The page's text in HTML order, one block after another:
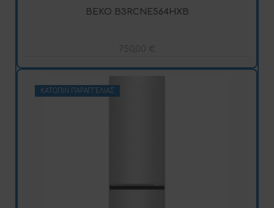
BEKO B3RCNE564HXB
750,00 €
ΚΑΤΌΠΙΝ ΠΑΡΑΓΓΕΛΊΑΣ